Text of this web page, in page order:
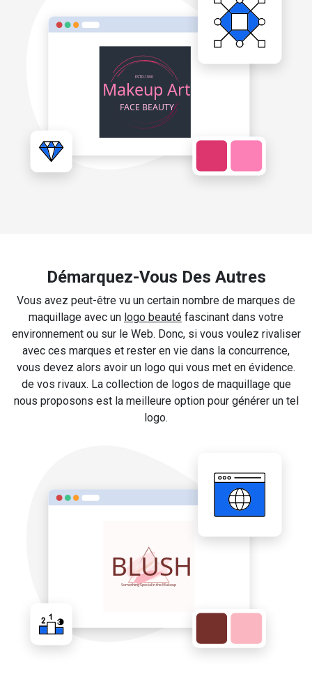
Démarquez-Vous Des Autres
Vous avez peut-être vu un certain nombre de marques de
maquillage avec un logo beauté fascinant dans votre
environnement ou sur le Web. Donc, si vous voulez rivaliser
avec ces marques et rester en vie dans la concurrence,
vous devez alors avoir un logo qui vous met en évidence.
de vos rivaux. La collection de logos de maquillage que
nous proposons est la meilleure option pour générer un tel
logo.